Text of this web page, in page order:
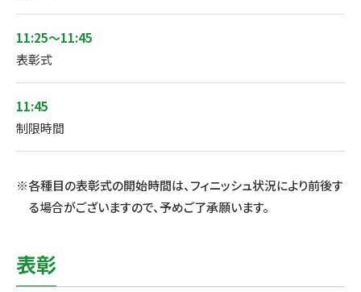
11:25～11:45
表彰式
11:45
制限時間
※各種目の表彰式の開始時間は、フィニッシュ状況により前後す
る場合がございますので、予めご了承願います。
表彰